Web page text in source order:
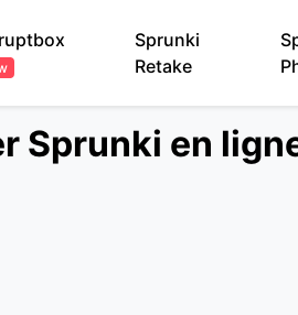
Sprunki
Retake
Sprunki en